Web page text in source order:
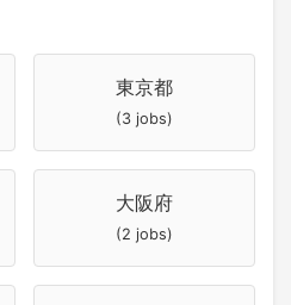
東京都
(3 jobs)
大阪府
(2 jobs)